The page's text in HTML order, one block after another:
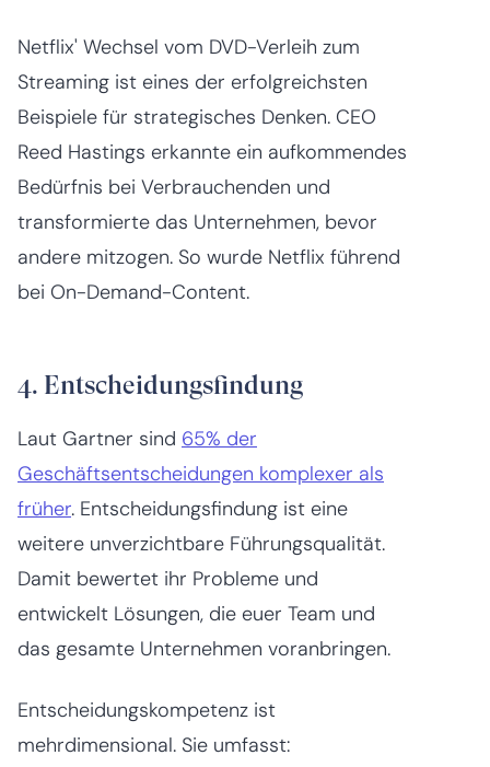
Netflix' Wechsel vom DVD-Verleih zum
Streaming ist eines der erfolgreichsten
Beispiele für strategisches Denken. CEO
Reed Hastings erkannte ein aufkommendes
Bedürfnis bei Verbrauchenden und
transformierte das Unternehmen, bevor
andere mitzogen. So wurde Netflix führend
bei On-Demand-Content.
4. Entscheidungsfindung
Laut Gartner sind 65% der
Geschäftsentscheidungen komplexer als
früher. Entscheidungsfindung ist eine
weitere unverzichtbare Führungsqualität.
Damit bewertet ihr Probleme und
entwickelt Lösungen, die euer Team und
das gesamte Unternehmen voranbringen.
Entscheidungskompetenz ist
mehrdimensional. Sie umfasst: